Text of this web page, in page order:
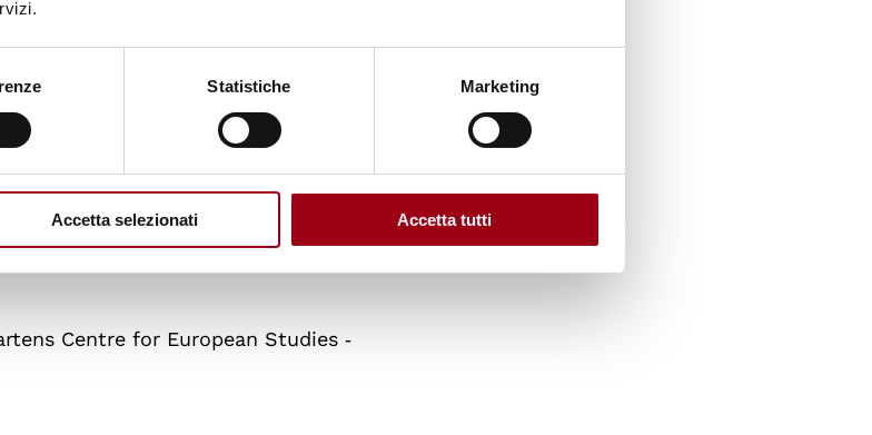
Statistiche Marketing
Accetta selezionati Accetta tutti
europeo
Segretario Generale AUSE
Centre for European Studies ‐